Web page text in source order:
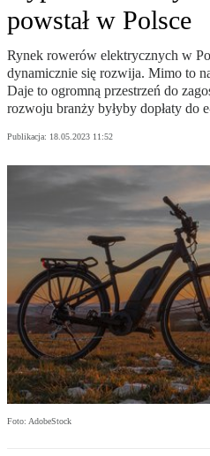
powstał w Polsce
Rynek rowerów elektrycznych w
dynamicznie się rozwija. Mimo to
Daje to ogromną przestrzeń do
rozwoju branży byłyby dopłaty do
Publikacja: 18.05.2023 11:52
Foto: AdobeStock